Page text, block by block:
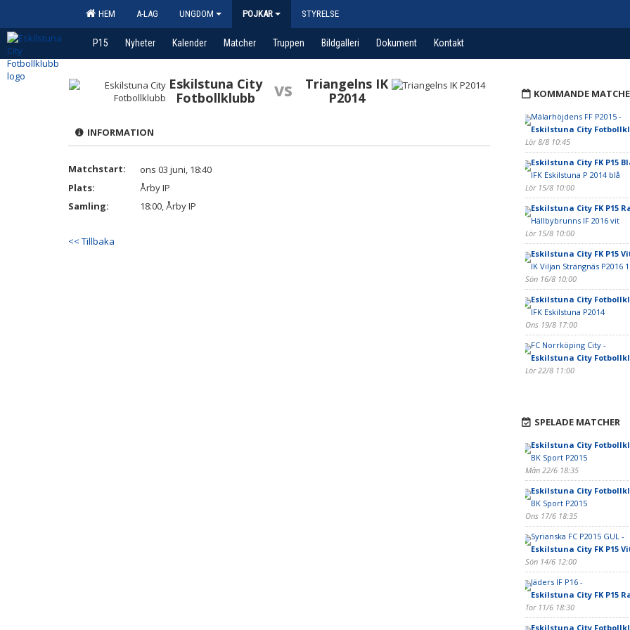
HEM A-LAG UNGDOM POJKAR STYRELSE
P15 Nyheter Kalender Matcher Truppen Bildgalleri Dokument Kontakt
Eskilstuna City
Fotbollklubb
vs
Triangelns IK
P2014
INFORMATION
Matchstart:
ons 03 juni, 18:40
Plats:
Årby IP
Samling:
18:00, Årby IP
<< Tillbaka
KOMMANDE
Mälarhöjdens FF P2015 -
Eskilstuna City
Lör 8/8 10:45
Eskilstuna City FK P15
IFK Eskilstuna P 2014 blå
Lör 15/8 10:00
Eskilstuna City FK P15
Hällbybrunns IF 2016 vit
Lör 15/8 10:00
Eskilstuna City FK P15
IK Viljan Strängnäs P2016 1
Sön 16/8 10:00
Eskilstuna City
IFK Eskilstuna P2014
Ons 19/8 17:00
FC Norrköping City -
Eskilstuna City
Lör 22/8 11:00
SPELADE MATCHER
Eskilstuna City
BK Sport P2015
Mån 22/6 18:35
Eskilstuna City
BK Sport P2015
Ons 17/6 18:35
Syrianska FC P2015 GUL -
Eskilstuna City FK P15
Sön 14/6 12:00
Jäders IF P16 -
Eskilstuna City FK P15
Tor 11/6 18:30
Eskilstuna City